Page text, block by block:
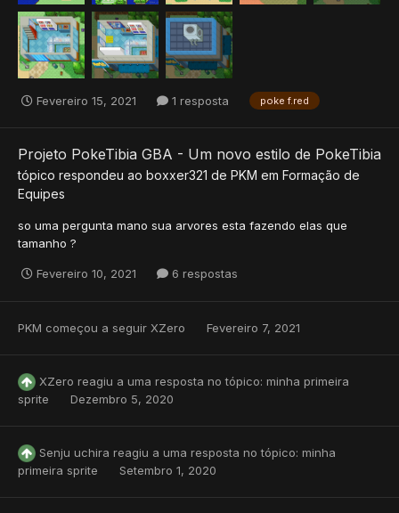
Fevereiro 15, 2021 1 resposta poke f.red
Projeto PokeTibia GBA - Um novo estilo de PokeTibia
tópico respondeu ao boxxer321 de PKM em Formação de
Equipes
so uma pergunta mano sua arvores esta fazendo elas que
tamanho ?
Fevereiro 10, 2021 6 respostas
PKM começou a seguir XZero Fevereiro 7, 2021
XZero reagiu a uma resposta no tópico: minha primeira
sprite
Dezembro 5, 2020
Senju uchira reagiu a uma resposta no tópico: minha
primeira sprite
Setembro 1, 2020